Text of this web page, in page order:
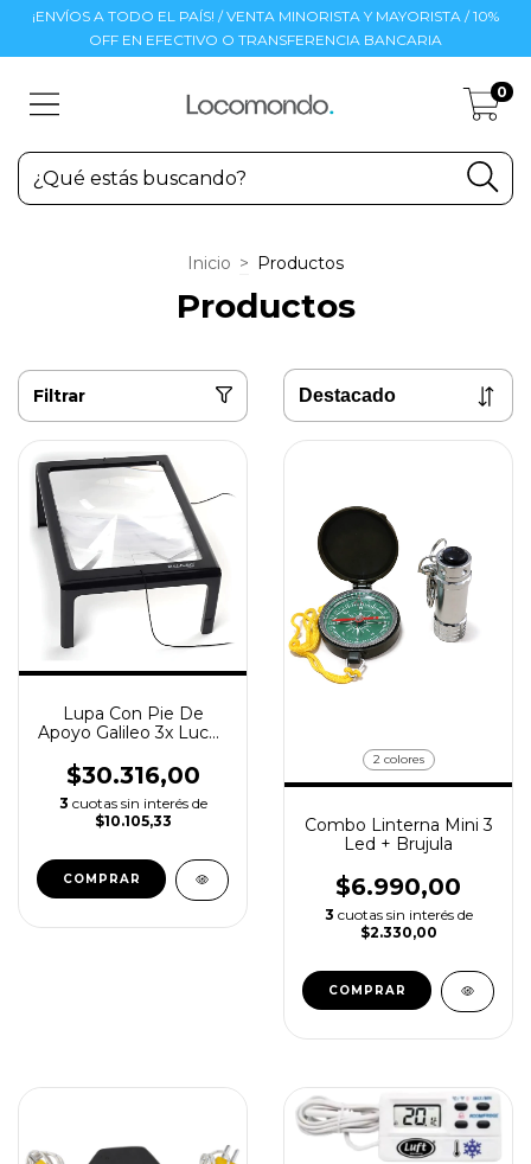
¡ENVÍOS A TODO EL PAÍS! / VENTA MINORISTA Y MAYORISTA / 10%
OFF EN EFECTIVO O TRANSFERENCIA BANCARIA
0
Inicio > Productos
Productos
Filtrar
Lupa Con Pie De
Apoyo Galileo 3x Luces
$30.316,00
3 cuotas sin interés de
$10.105,33
2 colores
Combo Linterna Mini 3
Led + Brujula
$6.990,00
3 cuotas sin interés de
$2.330,00
COMPRAR